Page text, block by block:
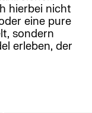
hierbei nicht
eine pure
sondern
erleben, der